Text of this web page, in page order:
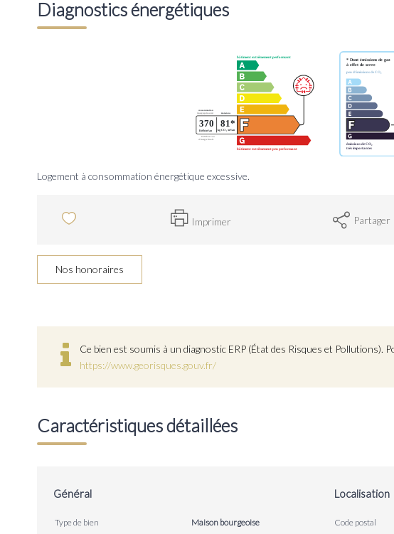
Diagnostics énergétiques
Logement à consommation énergétique excessive.
Imprimer Partager
Nos honoraires
Ce bien est soumis à un diagnostic ERP (État des Risques et Pollutions).
https://www.georisques.gouv.fr/
Caractéristiques détaillées
Général
Type de bien
Maison bourgeoise
Localisation
Code postal